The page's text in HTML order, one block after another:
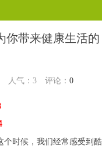
你带来健康生活的
人气： 3评论： 0
个时候，我们经常感受到酷